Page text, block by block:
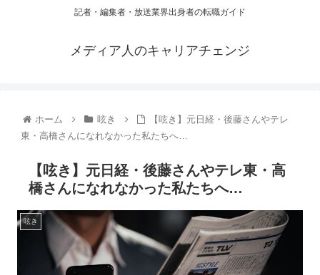
記者・編集者・放送業界出身者の転職ガイド
メディア人のキャリアチェンジ
ホーム 呟き
【呟き】元日経・後藤さんやテレ
東・高橋さんになれなかった私たちへ…
【呟き】元日経・後藤さんやテレ東・高
橋さんになれなかった私たちへ…
呟き